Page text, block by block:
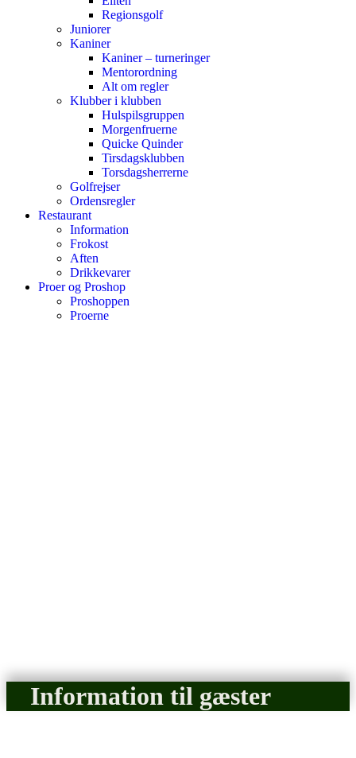
Regionsgolf
Juniorer
Kaniner
Kaniner – turneringer
Mentorordning
Alt om regler
Klubber i klubben
Hulspilsgruppen
Morgenfruerne
Quicke Quinder
Tirsdagsklubben
Torsdagsherrerne
Golfrejser
Ordensregler
Restaurant
Information
Frokost
Aften
Drikkevarer
Proer og Proshop
Proshoppen
Proerne
Information til gæster